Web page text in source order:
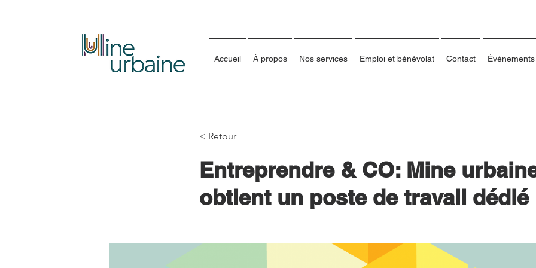
Accueil À propos Nos services Emploi et bénévolat Contact Événements
< Retour
Entreprendre & CO: Mine
obtient un poste de travail dédié